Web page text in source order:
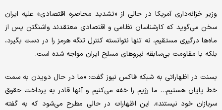
وزیر خزانه‌داری آمریکا در حالی از «تشدید محاصره اقتصادی» علیه ایران
سخن می‌گوید که کارشناسان نظامی و اقتصادی معتقدند واشنگتن پس از
ماه‌ها درگیری مستقیم، نه تنها نتوانسته کنترل تنگه هرمز را در دست بگیرد،
بلکه با مقاومت بی‌سابقه نیروهای مسلح ایران مواجه شده است.
بسنت در اظهاراتی به شبکه فاکس نیوز گفت: «ما در حال دویدن به سمت
خط پایان هستیم… ما رژیم را خفه می‌کنیم و آنها قادر به پرداخت حقوق
سربازان خود نیستند». این اظهارات در حالی مطرح می‌شود که به گفته